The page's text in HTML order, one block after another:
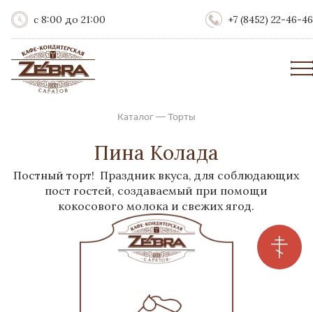
с 8:00 до 21:00 +7 (8452) 22-46-46
Каталог—Торты
Пина Колада
Постный торт! Праздник вкуса, для соблюдающих
пост гостей, создаваемый при помощи
кокосового молока и свежих ягод.